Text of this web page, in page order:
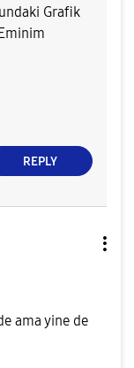
Grafik
REPLY
ama yine de